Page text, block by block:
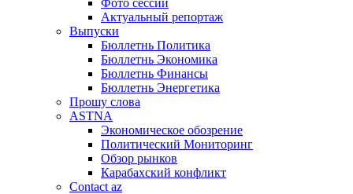
Фото сессии
Актуальный репортаж
Выпуски
Бюллетнь Политика
Бюллетнь Экономика
Бюллетнь Финансы
Бюллетнь Энергетика
Прошу слова
ASTNA
Экономическое обозрение
Политический Мониторинг
Обзор рынков
Карабахский конфликт
Contact az